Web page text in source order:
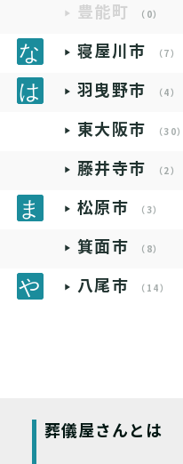
豊能町 （0）
寝屋川市 （7）
羽曳野市 （4）
東大阪市 （30）
藤井寺市 （2）
松原市 （3）
箕面市 （8）
八尾市 （14）
葬儀屋さんとは